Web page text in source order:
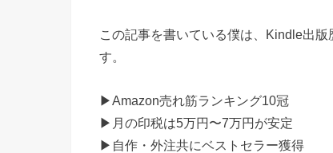
この記事を書いている僕は、Kindle出
す。
▶︎Amazon売れ筋ランキング10冠
▶︎月の印税は5万円〜7万円が安定
▶︎自作・外注共にベストセラー獲得